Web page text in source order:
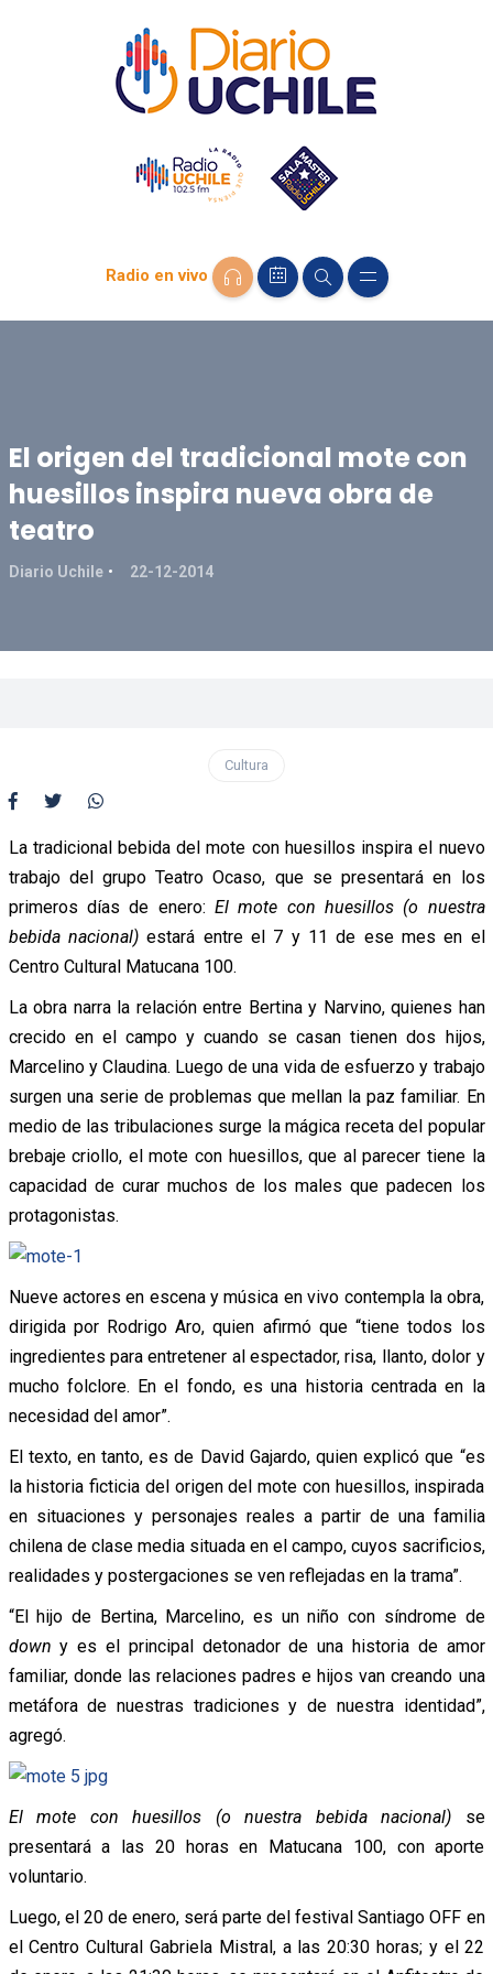
Radio en vivo
El origen del tradicional mote con
huesillos inspira nueva obra de
teatro
Diario Uchile 22-12-2014
Cultura
La tradicional bebida del mote con huesillos inspira el nuevo
trabajo del grupo Teatro Ocaso, que se presentará en los
primeros días de enero: El mote con huesillos (o nuestra
bebida nacional)estará entre el 7 y 11 de ese mes en el
Centro Cultural Matucana 100.
La obra narra la relación entre Bertina y Narvino, quienes han
crecido en el campo y cuando se casan tienen dos hijos,
Marcelino y Claudina. Luego de una vida de esfuerzo y trabajo
surgen una serie de problemas que mellan la paz familiar. En
medio de las tribulaciones surge la mágica receta del popular
brebaje criollo, el mote con huesillos, que al parecer tiene la
capacidad de curar muchos de los males que padecen los
protagonistas.
Nueve actores en escena y música en vivo contempla la obra,
dirigida por Rodrigo Aro, quien afirmó que “tiene todos los
ingredientes para entretener al espectador, risa, llanto, dolor y
mucho folclore. En el fondo, es una historia centrada en la
necesidad del amor”.
El texto, en tanto, es de David Gajardo, quien explicó que “es
la historia ficticia del origen del mote con huesillos, inspirada
en situaciones y personajes reales a partir de una familia
chilena de clase media situada en el campo, cuyos sacrificios,
realidades y postergaciones se ven reflejadas en la trama”.
“El hijo de Bertina, Marcelino, es un niño con síndrome de
down y es el principal detonador de una historia de amor
familiar, donde las relaciones padres e hijos van creando una
metáfora de nuestras tradiciones y de nuestra identidad”,
agregó.
El mote con huesillos (o nuestra bebida nacional) se
presentará a las 20 horas en Matucana 100, con aporte
voluntario.
Luego, el 20 de enero, será parte del festival Santiago OFF en
el Centro Cultural Gabriela Mistral, a las 20:30 horas; y el 22